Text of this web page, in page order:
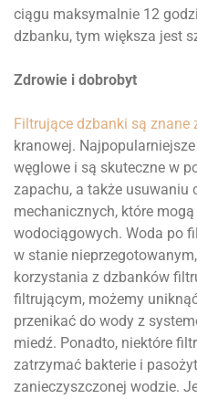
ciągu maksymalnie 12
dzbanku, tym większa jest
Zdrowie i dobrobyt
Filtrujące dzbanki są
kranowej.
węglowe i są skuteczne w
zapachu, a także usuwaniu
mechanicznych, które
wodociągowych. Woda po
w stanie
korzystania z dzbanków
filtrującym, możemy
przenikać do wody z
miedź. Ponadto, niektóre
zatrzymać bakterie i
zanieczyszczonej wodzie.